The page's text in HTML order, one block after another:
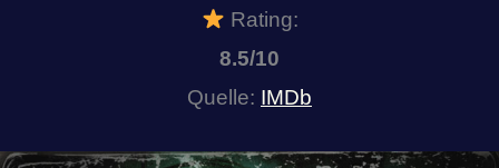
Rating:
8.5/10
Quelle: IMDb